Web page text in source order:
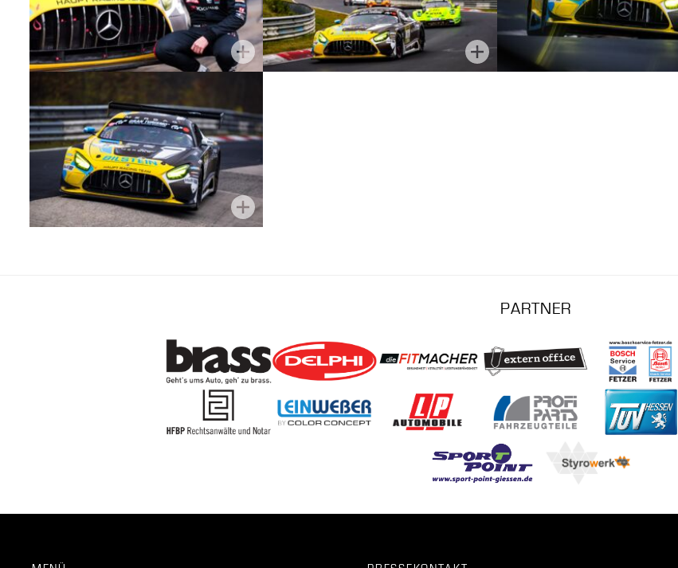
PARTNER